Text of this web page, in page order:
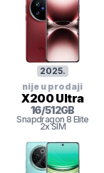
2025.
nije u prodaji
X200 Ultra
16/512GB
Snapdragon 8 Elite
2x SIM